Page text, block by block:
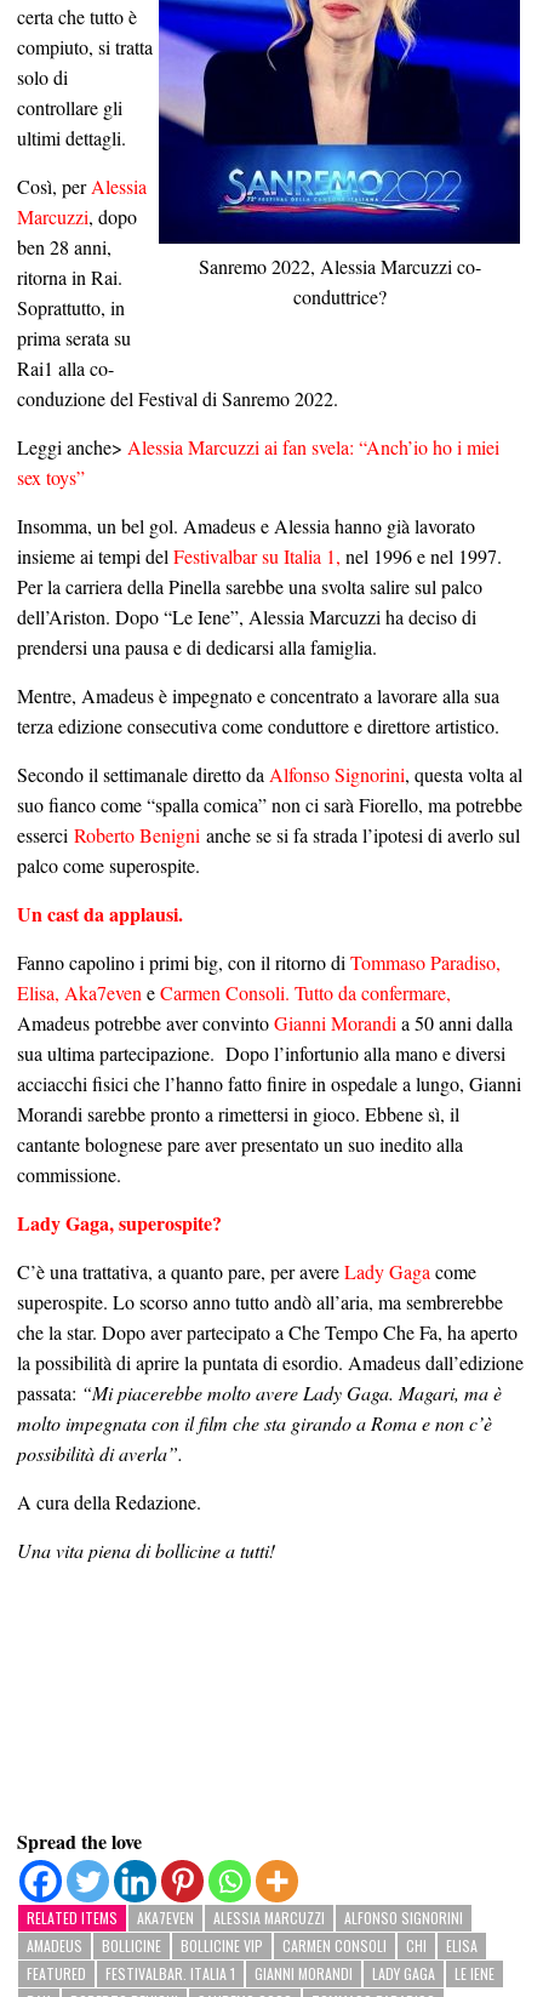
Sanremo 2022, Alessia Marcuzzi co-
conduttrice?
certa che tutto è
compiuto, si tratta
solo di
controllare gli
ultimi dettagli.
Così, perAlessia
Marcuzzi, dopo
ben 28 anni,
ritorna in Rai.
Soprattutto, in
prima serata su
Rai1 alla co-
conduzione del Festival di Sanremo 2022.
Leggi anche> Alessia Marcuzzi ai fan svela: “Anch’io ho i miei
sex toys”
Insomma, un bel gol. Amadeus e Alessia hanno già lavorato
insieme ai tempi del Festivalbar su Italia 1, nel 1996 e nel 1997.
Per la carriera della Pinella sarebbe una svolta salire sul palco
dell’Ariston. Dopo “Le Iene”, Alessia Marcuzzi ha deciso di
prendersi una pausa e di dedicarsi alla famiglia.
Mentre, Amadeus è impegnato e concentrato a lavorare alla sua
terza edizione consecutiva come conduttore e direttore artistico.
Secondo il settimanale diretto da Alfonso Signorini, questa volta al
suo fianco come “spalla comica” non ci sarà Fiorello, ma potrebbe
esserci Roberto Benigni anche se si fa strada l’ipotesi di averlo sul
palco come superospite.
Un cast da applausi.
Fanno capolino i primi big, con il ritorno di Tommaso Paradiso,
Elisa, Aka7even eCarmen Consoli. Tutto da confermare,
Amadeus potrebbe aver convintoGianni Morandi a 50 anni dalla
sua ultima partecipazione. Dopo l’infortunio alla mano e diversi
acciacchi fisici che l’hanno fatto finire in ospedale a lungo, Gianni
Morandi sarebbe pronto a rimettersi in gioco. Ebbene sì, il
cantante bolognese pare aver presentato un suo inedito alla
commissione.
Lady Gaga, superospite?
C’è una trattativa, a quanto pare, per avereLady Gaga come
superospite. Lo scorso anno tutto andò all’aria, ma sembrerebbe
che la star. Dopo aver partecipato a Che Tempo Che Fa, ha aperto
la possibilità di aprire la puntata di esordio. Amadeus dall’edizione
passata: “Mi piacerebbe molto avere Lady Gaga. Magari, ma è
molto impegnata con il film che sta girando a Roma e non c’è
possibilità di averla”.
A cura della Redazione.
Una vita piena di bollicine a tutti!
Spread the love
RELATED ITEMS AKA7EVEN ALESSIA MARCUZZI
ALFONSO SIGNORINI
AMADEUS
BOLLICINE BOLLICINE VIP CARMEN CONSOLI CHI
ELISA
FEATURED
FESTIVALBAR. ITALIA 1 GIANNI MORANDI LADY GAGA
LE IENE